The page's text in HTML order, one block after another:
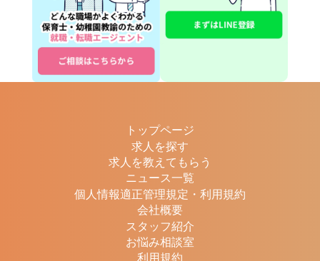
トップページ
求人を探す
求人を教えてもらう
ニュース一覧
個人情報適正管理規定・利用規約
会社概要
スタッフ紹介
お悩み相談室
利用規約